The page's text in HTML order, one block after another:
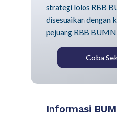
strategi lolos RBB
disesuaikan dengan
pejuang RBB BUMN
Coba
Informasi